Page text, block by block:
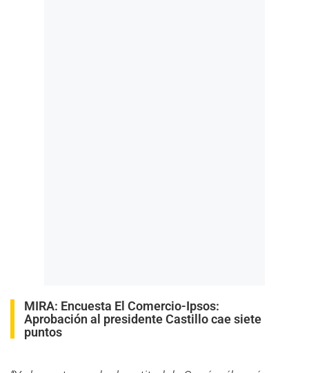
MIRA: Encuesta El Comercio-Ipsos:
Aprobación al presidente Castillo cae siete
puntos